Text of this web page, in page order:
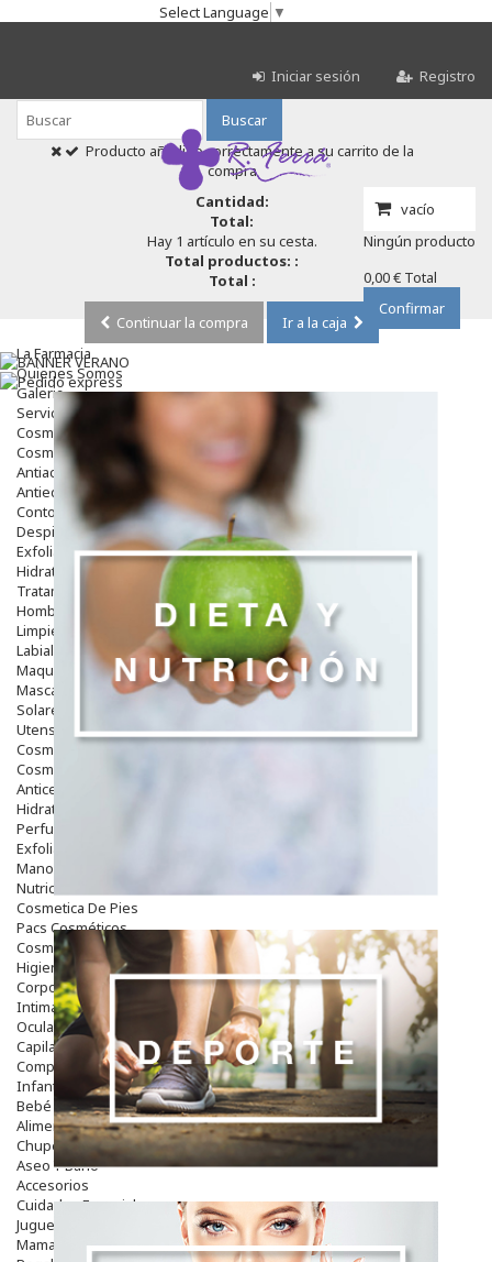
Select Language ▼
Iniciar sesión Registro
Buscar
vacío
Ningún producto
0,00 € Total
Confirmar
Producto añadido correctamente a su carrito de la
compra
Cantidad:
Total:
Hay 1 artículo en su cesta.
Total productos: :
Total :
Continuar la compra
Ir a la caja
La Farmacia
Quienes Somos
Galeria
Servicios
Cosmética
Cosmética Facial
Antiacné
Antiedad
Contorno De Ojos
Despigmentantes
Exfoliantes
Hidratantes
Tratamientos De Noche
Hombre
Limpieza
Labiales
Maquillajes Y Color
Mascarillas
Solares
Utensilios
Cosmética Capilar
Cosmética Corporal
Anticelulíticos
Hidratantes Corporales
Perfumes Y Colonias
Exfoliantes Corporales
Manos Y Uñas
Nutricosmética
Cosmetica De Pies
Pacs Cosméticos
Cosmetica Facial Piel Sensible
Higiene
Corporal
Intima
Ocular
Capilar
Complementos
Infantil
Bebé
Alimentación Y Complementos
Chupetes Y Mordedores
Aseo Y Baño
Accesorios
Cuidados Especiales
Juguetes
Mama